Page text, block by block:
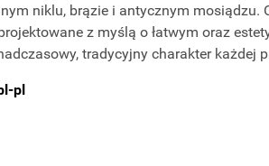
niklu, brązie i antycznym mosiądzu.
z myślą o łatwym oraz
tradycyjny charakter każdej
pl